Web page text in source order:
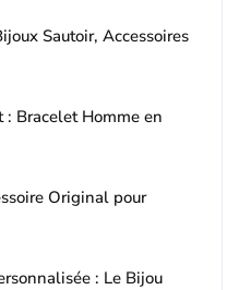
Sautoir, Accessoires
Bracelet Homme en
Original pour
: Le Bijou